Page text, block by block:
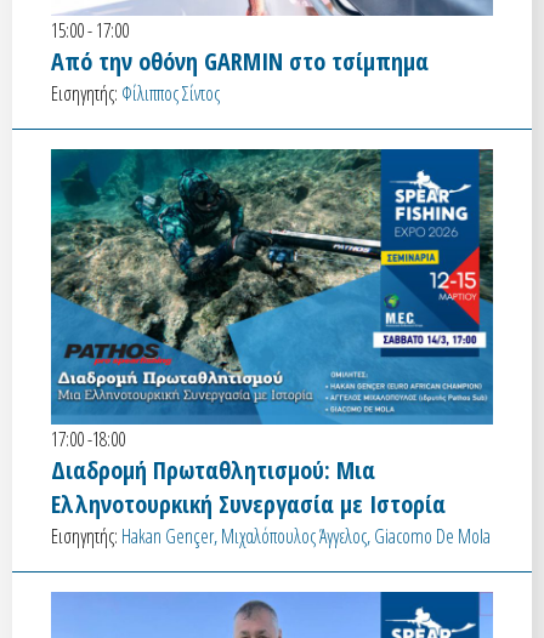
15:00 - 17:00
Από την οθόνη GARMIN στο τσίμπημα
Εισηγητής: Φίλιππος Σίντος
17:00 -18:00
Διαδρομή Πρωταθλητισμού: Μια
Ελληνοτουρκική Συνεργασία με Ιστορία
Εισηγητής: Hakan Gençer, Μιχαλόπουλος Άγγελος, Giacomo De Mola